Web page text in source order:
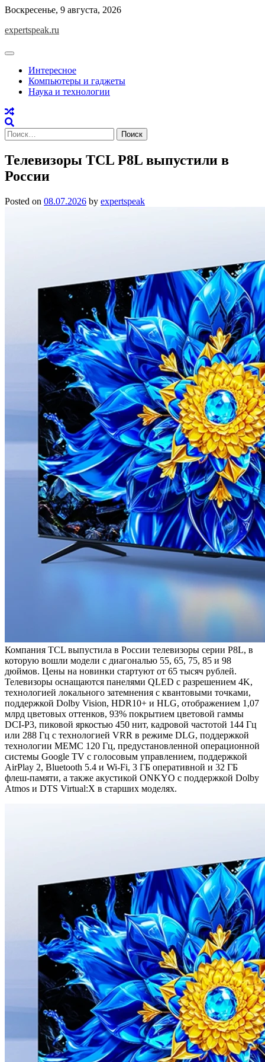
Skip
content
Воскресенье, 9 августа, 2026
expertspeak.ru
Интересное
Компьютеры и гаджеты
Наука и технологии
Найти:
Телевизоры TCL P8L выпустили в
России
Posted on 08.07.2026 by expertspeak
Компания TCL выпустила в России телевизоры серии P8L, в
которую вошли модели с диагональю 55, 65, 75, 85 и 98
дюймов. Цены на новинки стартуют от 65 тысяч рублей.
Телевизоры оснащаются панелями QLED с разрешением 4K,
технологией локального затемнения с квантовыми точками,
поддержкой Dolby Vision, HDR10+ и HLG, отображением 1,07
млрд цветовых оттенков, 93% покрытием цветовой гаммы
DCI-P3, пиковой яркостью 450 нит, кадровой частотой 144 Гц
или 288 Гц с технологией VRR в режиме DLG, поддержкой
технологии MEMC 120 Гц, предустановленной операционной
системы Google TV с голосовым управлением, поддержкой
AirPlay 2, Bluetooth 5.4 и Wi‑Fi, 3 ГБ оперативной и 32 ГБ
флеш-памяти, а также акустикой ONKYO с поддержкой Dolby
Atmos и DTS Virtual:X в старших моделях.